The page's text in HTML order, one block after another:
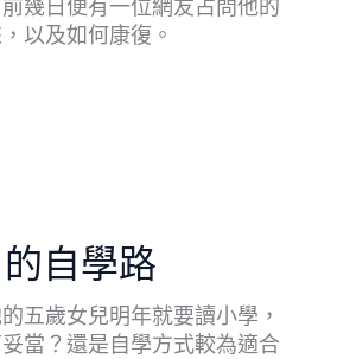
幾日便有一位網友占問他的
以及如何康復。
自學路
五歲女兒明年就要讀小學，
當？還是自學方式較為適合